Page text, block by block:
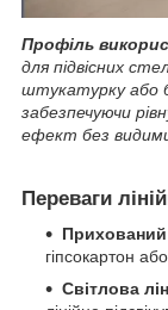
Профіль
для підвісних
штукатурку або
забезпечуючи
ефект без
Переваги
гіпсокартон
Світлова